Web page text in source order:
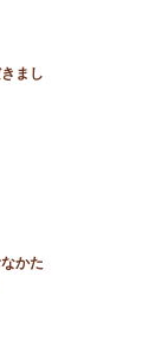
まし
かた